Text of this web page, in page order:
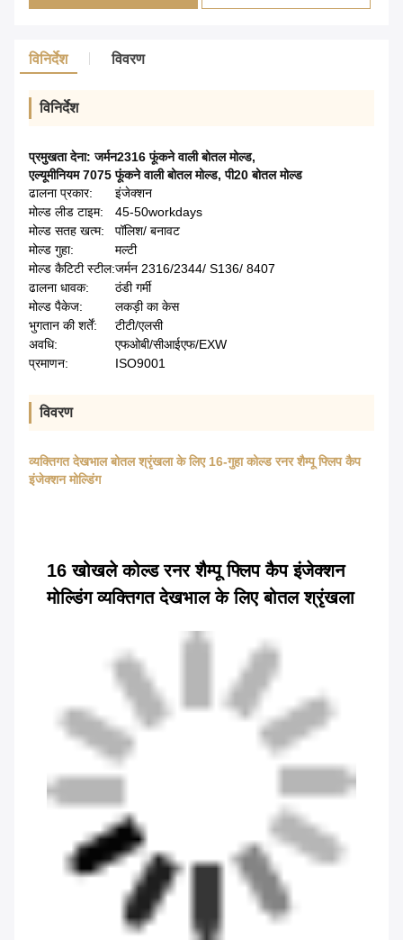
विनिर्देश विवरण
विनिर्देश
प्रमुखता देना:जर्मन2316 फूंकने वाली बोतल मोल्ड,
एल्यूमीनियम 7075 फूंकने वाली बोतल मोल्ड,पी20 बोतल मोल्ड
ढालना प्रकार:
इंजेक्शन
मोल्ड लीड टाइम:
45-50workdays
मोल्ड सतह खत्म:
पॉलिश/ बनावट
मोल्ड गुहा:
मल्टी
मोल्ड कैटिटी स्टील:जर्मन 2316/2344/ S136/ 8407
ढालना धावक:
ठंडी गर्मी
मोल्ड पैकेज:
लकड़ी का केस
भुगतान की शर्तें:
टीटी/एलसी
अवधि:
एफओबी/सीआईएफ/EXW
प्रमाणन:
ISO9001
विवरण
व्यक्तिगत देखभाल बोतल श्रृंखला के लिए 16-गुहा कोल्ड रनर शैम्पू फ्लिप कैप
इंजेक्शन मोल्डिंग
16 खोखले कोल्ड रनर शैम्पू फ्लिप कैप इंजेक्शन
मोल्डिंग व्यक्तिगत देखभाल के लिए बोतल श्रृंखला